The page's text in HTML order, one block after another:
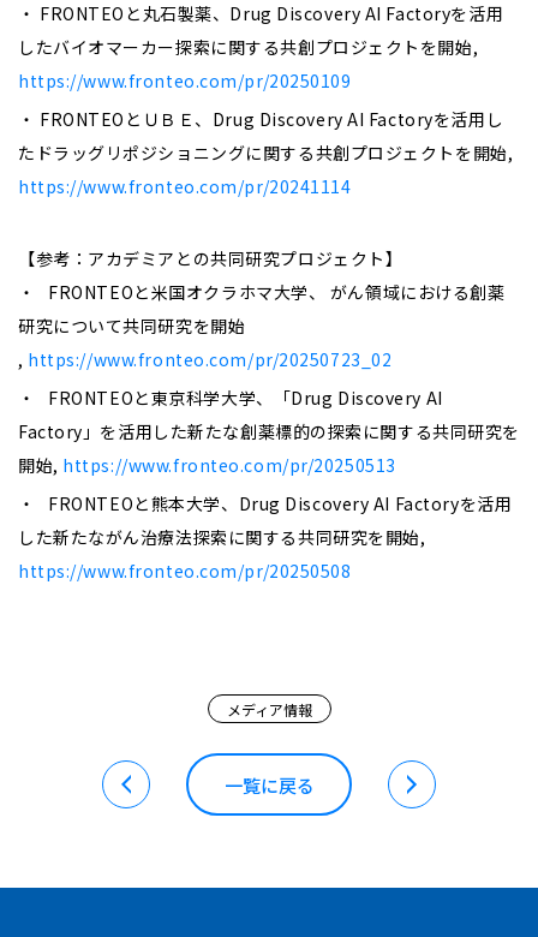
・ FRONTEOと丸石製薬、Drug Discovery AI Factoryを活用
したバイオマーカー探索に関する共創プロジェクトを開始,
https://www.fronteo.com/pr/20250109
・ FRONTEOとＵＢＥ、Drug Discovery AI Factoryを活用し
たドラッグリポジショニングに関する共創プロジェクトを開始,
https://www.fronteo.com/pr/20241114
【参考：アカデミアとの共同研究プロジェクト】
・ FRONTEOと米国オクラホマ大学、 がん領域における創薬
研究について共同研究を開始
, https://www.fronteo.com/pr/20250723_02
・ FRONTEOと東京科学大学、「Drug Discovery AI
Factory」を活用した新たな創薬標的の探索に関する共同研究を
開始, https://www.fronteo.com/pr/20250513
・ FRONTEOと熊本大学、Drug Discovery AI Factoryを活用
した新たながん治療法探索に関する共同研究を開始,
https://www.fronteo.com/pr/20250508
メディア情報
一覧に戻る